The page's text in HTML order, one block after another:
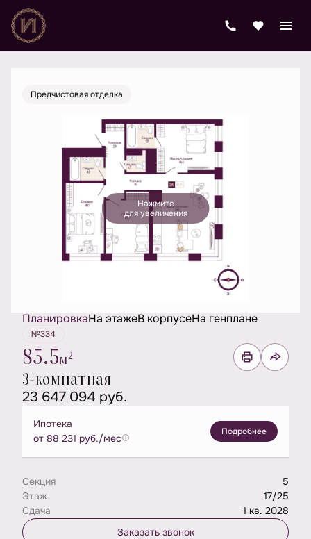
3-комнатная 23 647 094 руб.
Ипотекаот 88 231 руб./мес.
Предчистовая отделка
Нажмите
для увеличения
ПланировкаНа этажеВ корпусеНа генплане
№334
85.5м2
3-комнатная
23 647 094 руб.
Ипотека
от 88 231 руб./мес
Подробнее
Секция
5
Этаж
17/25
Сдача
1 кв. 2028
Заказать звонок